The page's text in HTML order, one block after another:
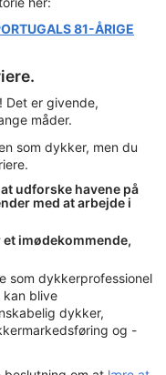
81-ÅRIGE
Det er givende,
måder.
som dykker, men du
udforske havene på
med at arbejde i
imødekommende,
som dykkerprofessionel
blive
dykker,
og -